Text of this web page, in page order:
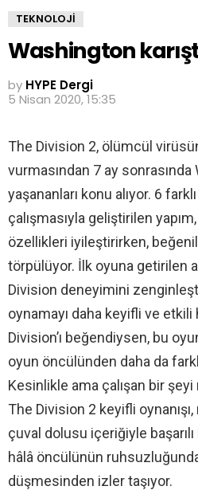
TEKNOLOJI
Washington
by HYPE Dergi
5 Nisan 2020, 15:35
The Division 2, ölümcül
vurmasından 7 ay sonrasında
yaşananları konu alıyor. 6
çalışmasıyla geliştirilen
özellikleri iyileştirirken,
törpülüyor. İlk oyuna getirilen
Division deneyimini
oynamayı daha keyifli ve
Division’ı beğendiysen, bu
oyun öncülünden daha da
Kesinlikle ama çalışan bir
The Division 2 keyifli
çuval dolusu içeriğiyle
hâlâ öncülünün
düşmesinden izler taşıyor.